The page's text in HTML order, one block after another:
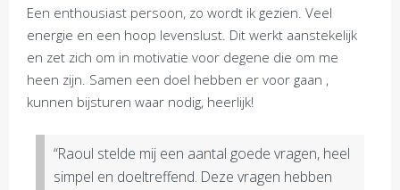
Een enthousiast persoon, zo wordt ik gezien. Veel
energie en een hoop levenslust. Dit werkt aanstekelijk
en zet zich om in motivatie voor degene die om me
heen zijn. Samen een doel hebben er voor gaan ,
kunnen bijsturen waar nodig, heerlijk!
“Raoul stelde mij een aantal goede vragen, heel
simpel en doeltreffend. Deze vragen hebben